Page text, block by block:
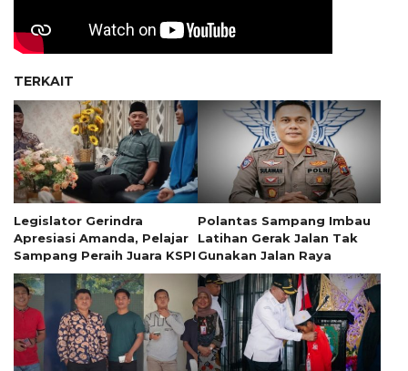
TERKAIT
Legislator Gerindra
Apresiasi Amanda, Pelajar
Sampang Peraih Juara KSPI
Polantas Sampang Imbau
Latihan Gerak Jalan Tak
Gunakan Jalan Raya